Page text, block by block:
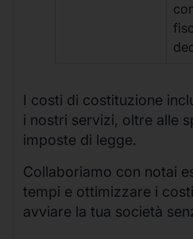
I costi di costituzione
i nostri servizi, oltre alle
imposte di legge.
Collaboriamo con notai
tempi e ottimizzare i
avviare la tua società